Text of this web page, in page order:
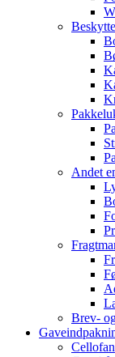
Andet
Brev-
Cellofan